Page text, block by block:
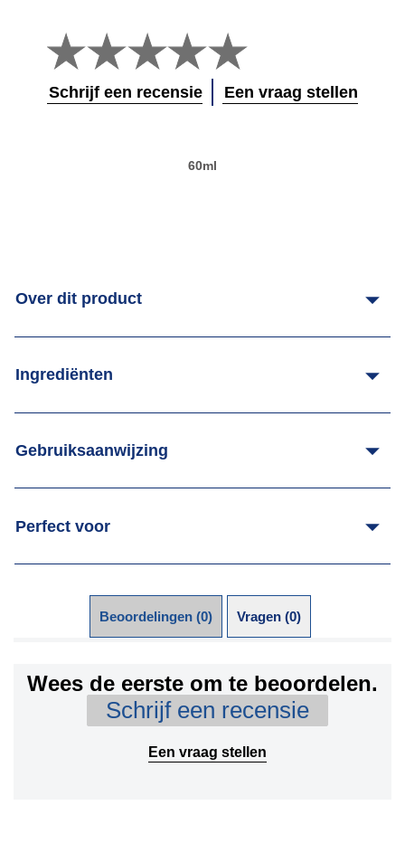
Geen
beoordelingen
ingediend
voor
deze
Schrijf een recensie Een vraag stellen
60ml
Over dit product
Ingrediënten
Gebruiksaanwijzing
Perfect voor
Beoordelingen (0) Vragen (0)
Wees de eerste om te beoordelen.
Schrijf een recensie
Een vraag stellen